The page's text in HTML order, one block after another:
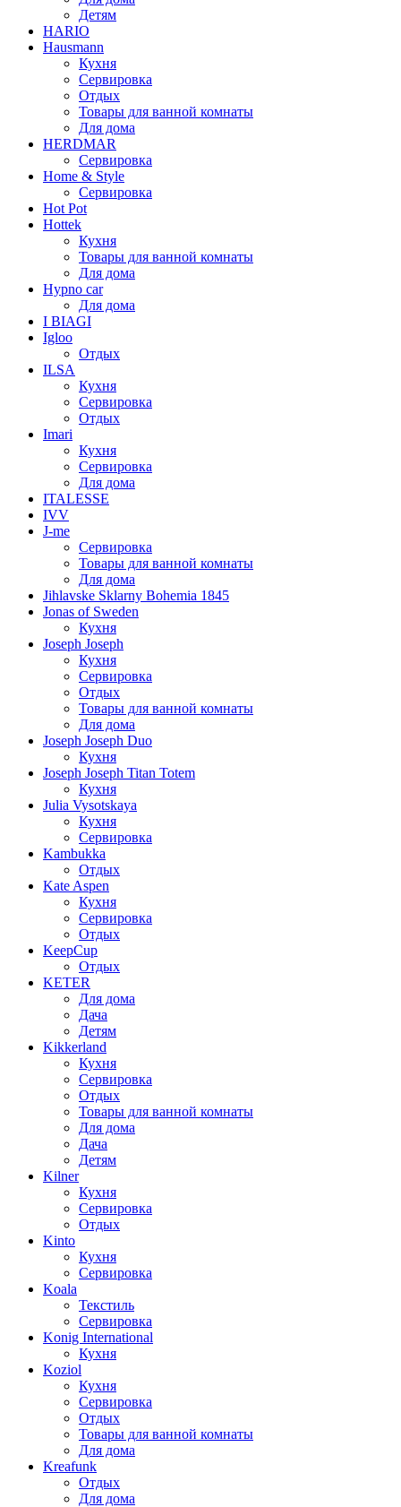
Детям
HARIO
Hausmann
Кухня
Сервировка
Отдых
Товары для ванной комнаты
Для дома
HERDMAR
Сервировка
Home & Style
Сервировка
Hot Pot
Hottek
Кухня
Товары для ванной комнаты
Для дома
Hypno car
Для дома
I BIAGI
Igloo
Отдых
ILSA
Кухня
Сервировка
Отдых
Imari
Кухня
Сервировка
Для дома
ITALESSE
IVV
J-me
Сервировка
Товары для ванной комнаты
Для дома
Jihlavske Sklarny Bohemia 1845
Jonas of Sweden
Кухня
Joseph Joseph
Кухня
Сервировка
Отдых
Товары для ванной комнаты
Для дома
Joseph Joseph Duo
Кухня
Joseph Joseph Titan Totem
Кухня
Julia Vysotskaya
Кухня
Сервировка
Kambukka
Отдых
Kate Aspen
Кухня
Сервировка
Отдых
KeepCup
Отдых
KETER
Для дома
Дача
Детям
Kikkerland
Кухня
Сервировка
Отдых
Товары для ванной комнаты
Для дома
Дача
Детям
Kilner
Кухня
Сервировка
Отдых
Kinto
Кухня
Сервировка
Koala
Текстиль
Сервировка
Konig International
Кухня
Koziol
Кухня
Сервировка
Отдых
Товары для ванной комнаты
Для дома
Kreafunk
Отдых
Для дома